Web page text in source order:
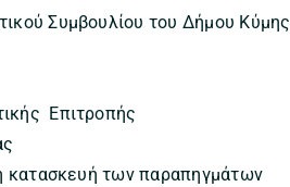
Συμβουλίου του Δήμου Κύμης
Επιτροπής
κατασκευή των παραπηγμάτων